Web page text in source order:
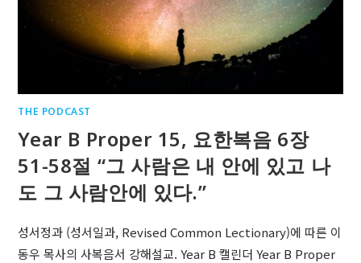
THE PODCAST
Year B Proper 15, 요한복음 6장
51-58절 “그 사람은 내 안에 있고 나
도 그 사람안에 있다.”
성서정과 (성서일과, Revised Common Lectionary)에 따른 이
동우 목사의 사복음서 강해설교. Year B 캘린더 Year B Proper